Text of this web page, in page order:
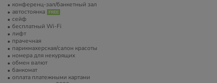
конференц-зал/банкетный зал
автостоянка
сейф
бесплатный Wi-Fi
лифт
прачечная
парикмахерская/салон красоты
номера для некурящих
обмен валют
банкомат
оплата платежными картами